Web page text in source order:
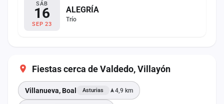
SÁB
16
SEP 23
ALEGRÍA
Trío
Fiestas cerca de Valdedo, Villayón
Villanueva, Boal Asturias 4,9 km